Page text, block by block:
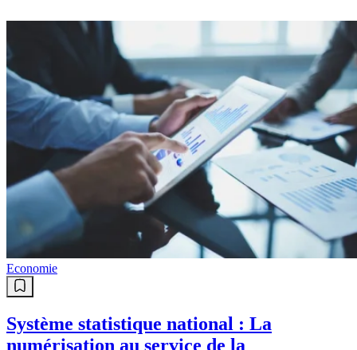
Economie
Système statistique national : La
numérisation au service de la